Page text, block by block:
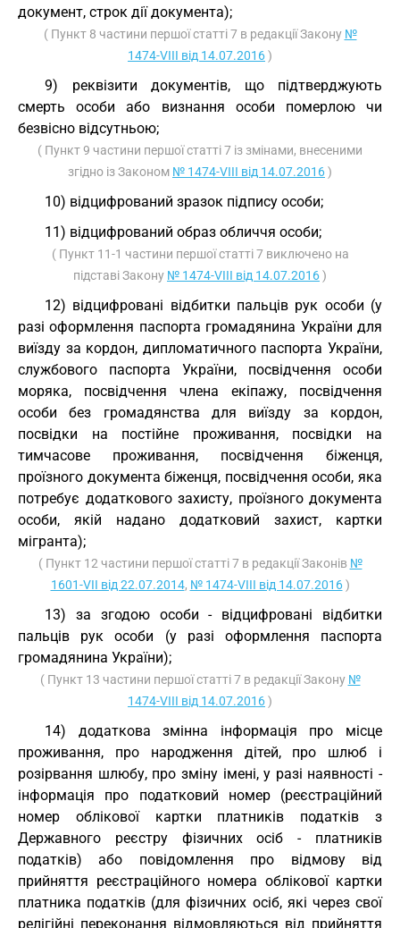
документ, строк дії документа);
( Пункт 8 частини першої статті 7 в редакції Закону №
1474-VIII від 14.07.2016)
9) реквізити документів, що підтверджують
смерть особи або визнання особи померлою чи
безвісно відсутньою;
( Пункт 9 частини першої статті 7 із змінами, внесеними
згідно із Законом № 1474-VIII від 14.07.2016)
10) відцифрований зразок підпису особи;
11) відцифрований образ обличчя особи;
( Пункт 11-1 частини першої статті 7 виключено на
підставі Закону № 1474-VIII від 14.07.2016)
12) відцифровані відбитки пальців рук особи (у
разі оформлення паспорта громадянина України для
виїзду за кордон, дипломатичного паспорта України,
службового паспорта України, посвідчення особи
моряка, посвідчення члена екіпажу, посвідчення
особи без громадянства для виїзду за кордон,
посвідки на постійне проживання, посвідки на
тимчасове проживання, посвідчення біженця,
проїзного документа біженця, посвідчення особи, яка
потребує додаткового захисту, проїзного документа
особи, якій надано додатковий захист, картки
мігранта);
( Пункт 12 частини першої статті 7 в редакції Законів №
1601-VII від 22.07.2014, № 1474-VIII від 14.07.2016)
13) за згодою особи - відцифровані відбитки
пальців рук особи (у разі оформлення паспорта
громадянина України);
( Пункт 13 частини першої статті 7 в редакції Закону №
1474-VIII від 14.07.2016)
14) додаткова змінна інформація про місце
проживання, про народження дітей, про шлюб і
розірвання шлюбу, про зміну імені, у разі наявності -
інформація про податковий номер (реєстраційний
номер облікової картки платників податків з
Державного реєстру фізичних осіб - платників
податків) або повідомлення про відмову від
прийняття реєстраційного номера облікової картки
платника податків (для фізичних осіб, які через свої
релігійні переконання відмовляються від прийняття